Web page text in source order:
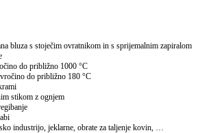
bluza s stoječim ovratnikom in s sprijemalnim zapiralom
do približno 1000 °C
do približno 180 °C
stikom z ognjem
industrijo, jeklarne, obrate za taljenje kovin, …